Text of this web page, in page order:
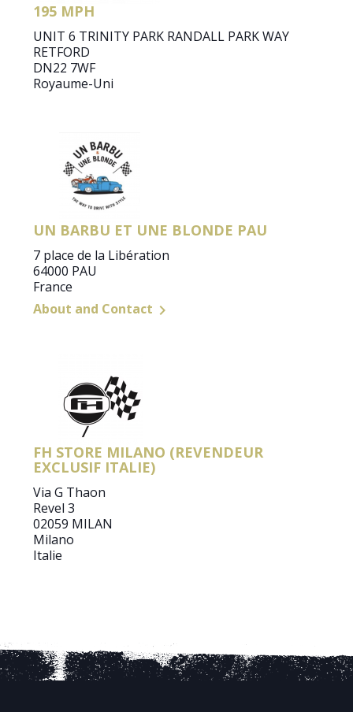
195 MPH
UNIT 6 TRINITY PARK RANDALL PARK WAY
RETFORD
DN22 7WF
Royaume-Uni
UN BARBU ET UNE BLONDE PAU
7 place de la Libération
64000 PAU
France
About and Contact 
FH STORE MILANO (REVENDEUR
EXCLUSIF ITALIE)
Via G Thaon
Revel 3
02059 MILAN
Milano
Italie